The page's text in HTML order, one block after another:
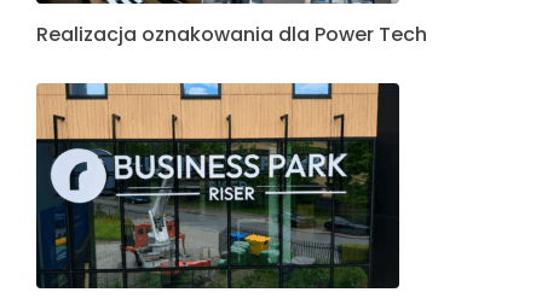
Realizacja oznakowania dla Power Tech